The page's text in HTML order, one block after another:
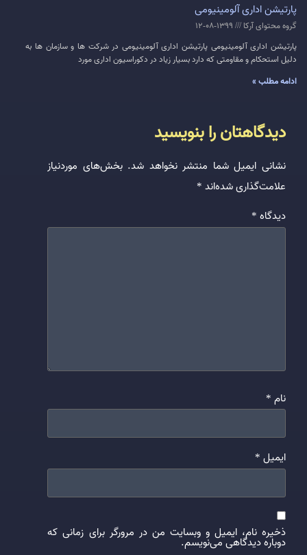
پارتیشن اداری آلومینیومی
گروه محتوای آرکا
پارتیشن اداری آلومینیومی پارتیشن اداری آلومینیومی در شرکت ها و سازمان ها به
دلیل استحکام و مقاومتی که دارد بسیار زیاد در دکوراسیون اداری مورد
ادامه مطلب »
دیدگاهتان را بنویسید
نشانی ایمیل شما منتشر نخواهد شد. بخش‌های موردنیاز
علامت‌گذاری شده‌اند *
دیدگاه *
نام *
ایمیل *
ذخیره نام، ایمیل و وبسایت من در مرورگر برای زمانی که
دوباره دیدگاهی می‌نویسم.